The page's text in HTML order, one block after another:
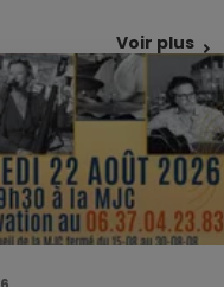
Voir plus